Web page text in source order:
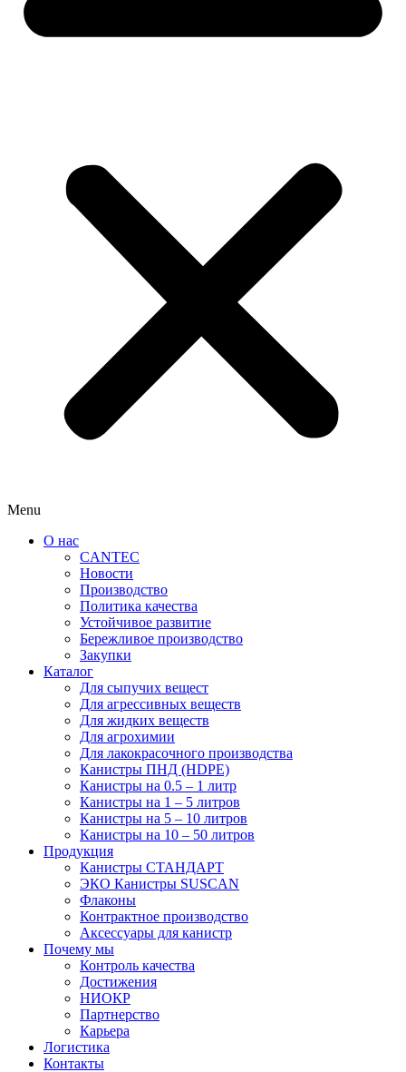
Menu
О нас
CANTEC
Новости
Производство
Политика качества
Устойчивое развитие
Бережливое производство
Закупки
Каталог
Для сыпучих вещест
Для агрессивных веществ
Для жидких веществ
Для агрохимии
Для лакокрасочного производства
Канистры ПНД (HDPE)
Канистры на 0.5 – 1 литр
Канистры на 1 – 5 литров
Канистры на 5 – 10 литров
Канистры на 10 – 50 литров
Продукция
Канистры СТАНДАРТ
ЭКО Канистры SUSCAN
Флаконы
Контрактное производство
Аксессуары для канистр
Почему мы
Контроль качества
Достижения
НИОКР
Партнерство
Карьера
Логистика
Контакты